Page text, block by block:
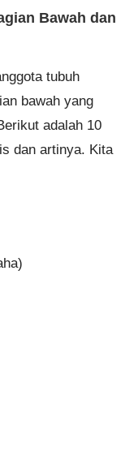
Bawah dan
tubuh
bawah yang
adalah 10
dan artinya. Kita